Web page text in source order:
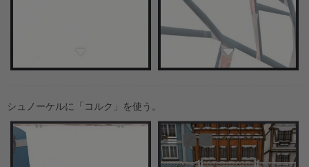
シュノーケルに「コルク」を使う。